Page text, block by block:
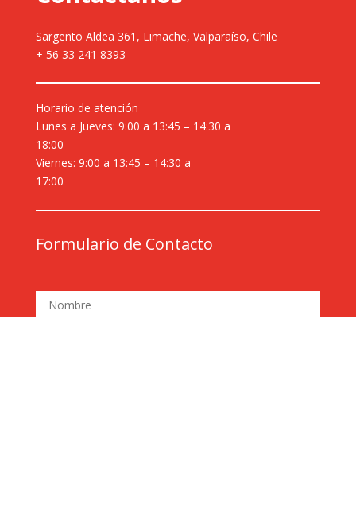
Sargento Aldea 361, Limache, Valparaíso, Chile
+ 56 33 241 8393
Horario de atención
Lunes a Jueves: 9:00 a 13:45 – 14:30 a
18:00
Viernes: 9:00 a 13:45 – 14:30 a
17:00
Formulario de Contacto